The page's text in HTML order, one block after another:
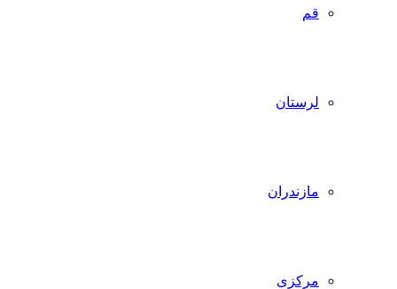
قم
لرستان
مازندران
مرکزی